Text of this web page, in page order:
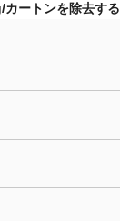
ートンを除去する